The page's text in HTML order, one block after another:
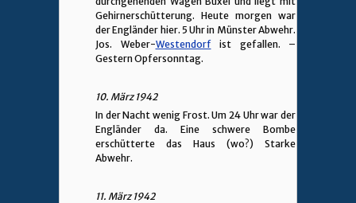
Gehirnerschütterung. Heute morgen war
der Engländer hier. 5 Uhr in Münster Abwehr.
Jos. Weber-Westendorfist gefallen. –
Gestern Opfersonntag.
10. März 1942
In der Nacht wenig Frost. Um 24 Uhr war der
Engländer da. Eine schwere Bombe
erschütterte das Haus (wo?) Starke
Abwehr.
11. März 1942